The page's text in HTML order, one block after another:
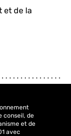
et de la
conseil, de
et de
avec